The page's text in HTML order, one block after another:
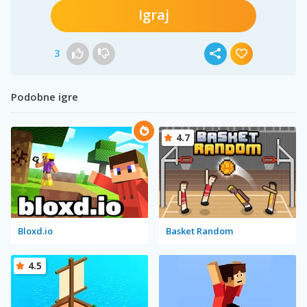
Igraj
3
Podobne igre
Bloxd.io Basket Random
4.7
4.5